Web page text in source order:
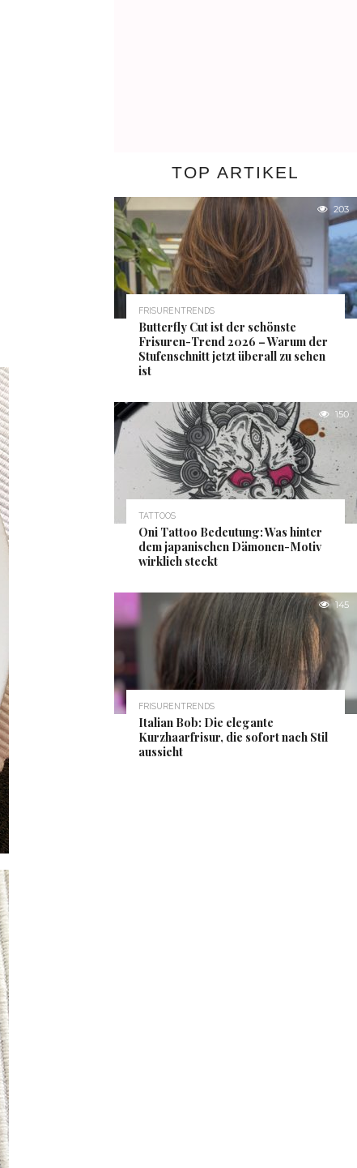
TOP ARTIKEL
203
FRISURENTRENDS
Butterfly Cut ist der schönste
Frisuren-Trend 2026 – Warum der
Stufenschnitt jetzt überall zu sehen
ist
150
TATTOOS
Oni Tattoo Bedeutung: Was hinter
dem japanischen Dämonen-Motiv
wirklich steckt
145
FRISURENTRENDS
Italian Bob: Die elegante
Kurzhaarfrisur, die sofort nach Stil
aussieht